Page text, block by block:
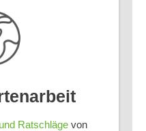
Ratschlägevon